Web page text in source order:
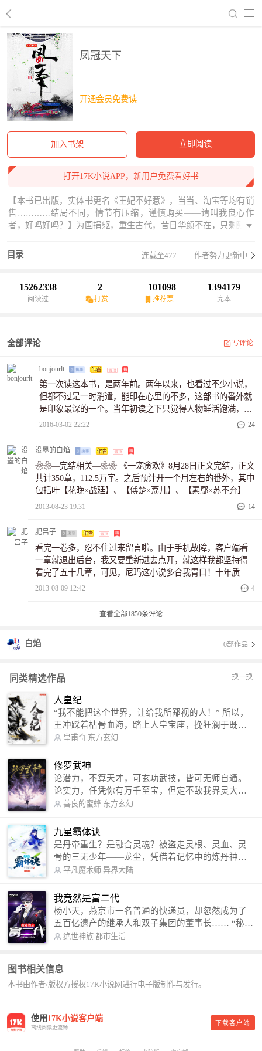
凤冠天下
开通会员免费读
加入书架 立即阅读
打开17K小说APP，新用户免费看好书
【本书已出版，实体书更名《王妃不好惹》，当当、淘宝等均有销
售…………结局不同，情节有压缩，谨慎购买——请叫我良心作
者，好吗好吗？】为国捐躯，重生古代，昔日华颜不在，只剩残缺
斗，乱世宏卷中难掩璀璨光芒，宫闱倾轧，天下权谋，内忧外患，
干戈不休。替嫁受辱身心摧残，一场化爱为恨的阴谋扑朔迷离；并
冷，残颜无罪，可还能与他袖手天下？他毁了她的脸断了她心弦又
回身拥抱。她欠了他的债给了他江山却韶华虚度。昔日罪民今凤
目录 连载至477 作者努力更新中
15262338
阅读过
2
打赏
101098
推荐票
1394179
完本
全部评论 写评论
bonjourlt
第一次读这本书，是两年前。两年以来，也看过不少小说，
但都不过是一时消遣，能印在心里的不多，这部书的番外就
是印象最深的一个。当年初读之下只觉得人物鲜活饱满，情
节引人入胜，几多反复咀嚼后才慢慢体会出故事里耐人寻味
生。有时候我甚至想问问白大大，如果当初在易怀宇犯浑
是谁的错？司马荼兰明知易怀宇醉了，她的自尊怎能许她如
此？或许她觉得只一瞬间能拥有他亦是幸福，可酒醉时她都
不确定易怀宇是不是清楚自己要的是谁，又怎能算拥有？成
为名正言顺的夫妻后，易怀宇与她之间再无夫妻之实。假设
2016-03-02 22:22 24
没墨的白焰
❀❀—完结相关—❀❀ 《一宠贪欢》8月28日正文完结，正文
共计350章，112.5万字。之后预计开一个月左右的番外，其中
包括叶【花晚×战廷】、【傅楚×荔儿】、【素鄢×苏不弃】、
【锦昭仪×大皇子】、【玉澈×九皇子】五个官配篇，以及
【白灏城×白绮歌】四个旧忆篇，有想要看到其他CP或者故事
的亲请跟帖留言~づ￣ 3￣)づ❤
2013-08-23 19:31 14
肥吕子
看完一卷多，忍不住过来留言啦。由于手机故障，客户端看
一章就退出后台，我又要重新进去点开，就这样我都坚持得
看完了五十几章，可见，尼玛这小说多合我胃口！十年质子
生涯，红绡为伴，小莺歌默默喜欢，其实对于七皇子来说，
好，人美心善，可是她的结局却是被人糟蹋，我心中是不肯
总是横亘着红绡的死，怎么破，看的我好纠结。还有那个传
度有些快了，但是一章章看下来，这当中的阴谋，让我想不
通透。要说甄嬛传是女人的斗争，步步惊心是男人们的争
权，那这《一宠贪欢》
2013-08-09 12:42 4
查看全部1850条评论
白焰 0部作品
同类精选作品 换一换
人皇纪
“我不能把这个世界，让给我所鄙视的人！” 所以，
王冲踩着枯骨血海，踏上人皇宝座，挽狂澜于既
倒，扶大厦之将倾，成就了一段无上的传说！ 微信
微博：皇甫奇（地址：http://weibo.com/u/25284575
87） QQ交流群：320238210【普通群】 574501330
【VIP订阅群】 欢迎大家关注。
皇甫奇 东方玄幻
修罗武神
论潜力，不算天才，可玄功武技，皆可无师自通。
论实力，任凭你有万千至宝，但定不敌我界灵大
军。 我是谁？天下众生视我为修罗，却不知，我以
信公众号：善良的蜜蜂后援会）
善良的蜜蜂 东方玄幻
九星霸体诀
是丹帝重生？是融合灵魂？被盗走灵根、灵血、灵
骨的三无少年——龙尘，凭借着记忆中的炼丹神
术，修行神秘功法九星霸体诀，拨开重重迷雾，解
勾搭各色美女，镇压恶鬼邪神。 江湖传闻：龙
尘一到，地吼天啸。龙尘一出，鬼泣神哭。 本
故事纯属虚构，如有雷同，那就是真事儿，想要对
号入座，抓紧时间进群：487963015 微信公众号：
平凡魔术师,或者搜索：pingfanmoshushi1982,公众
平凡魔术师 异界大陆
我竟然是富二代
杨小天，燕京市一名普通的快递员，却忽然成为了
五百亿遗产的继承人和双子集团的董事长…… “秘
书，给我定制一套百亿富翁的吃喝住行标准！” “好
呢？” “回杨总，开车太堵，已经给你安排了直升
机。” 从此，开启杨小天的百亿富翁之旅，只有他不
绝世神族 都市生活
图书相关信息
本书由作者/版权方授权17K小说网进行电子版制作与发行。
使用 17K小说客户端
离线阅读更流畅
下载客户端